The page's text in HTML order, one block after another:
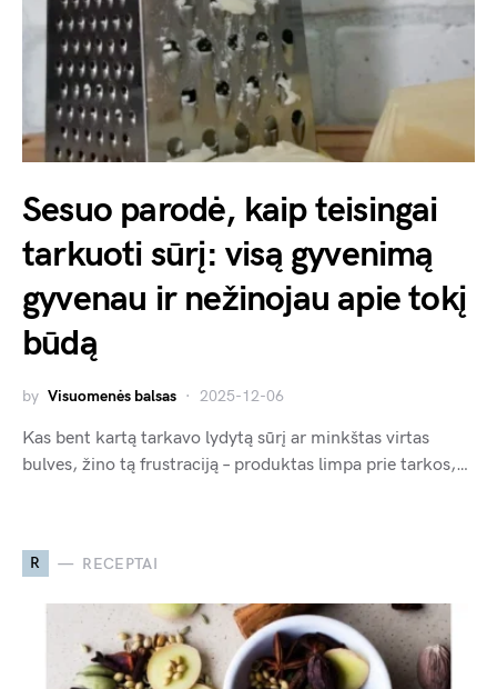
Sesuo parodė, kaip teisingai
tarkuoti sūrį: visą gyvenimą
gyvenau ir nežinojau apie tokį
būdą
by Visuomenės balsas 2025-12-06
Kas bent kartą tarkavo lydytą sūrį ar minkštas virtas
bulves, žino tą frustraciją – produktas limpa prie tarkos,…
R RECEPTAI